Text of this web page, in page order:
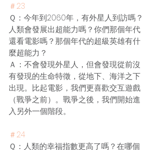
＃23
Ｑ：今年到2060年，有外星人到訪嗎？
人類會發展出超能力嗎？你們那個年代
還看電影嗎？那個年代的超級英雄有什
麼超能力？
Ａ：不會發現外星人，但會發現從前沒
有發現的生命特徵，從地下、海洋之下
出現。比起電影，我們更喜歡交互遊戲
（戰爭之前）。戰爭之後，我們開始進
入另外一個階段。
＃24
Ｑ：人類的幸福指數更高了嗎？在哪個